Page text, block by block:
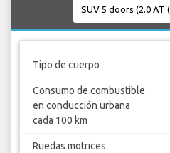
Tipo de cuerpo
Consumo de combustible
en conducción urbana
cada 100 km
Ruedas motrices